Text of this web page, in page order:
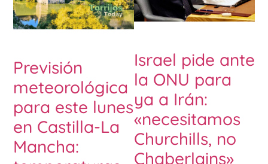
Previsión
meteorológica
para este lunes
en Castilla-La
Mancha:
Israel pide ante
la ONU para
ya a Irán:
«necesitamos
Churchills, no
Chaberlains»